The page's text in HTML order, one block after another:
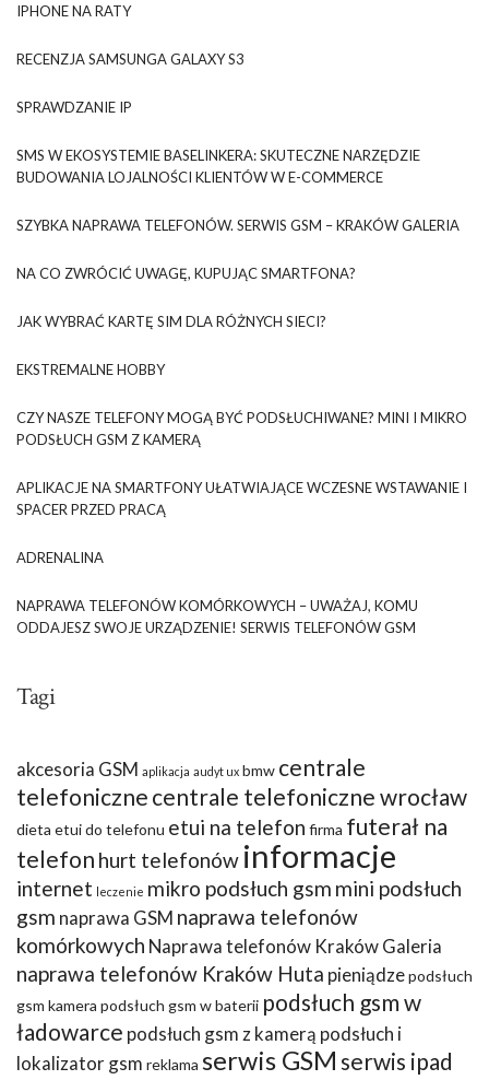
IPHONE NA RATY
RECENZJA SAMSUNGA GALAXY S3
SPRAWDZANIE IP
SMS W EKOSYSTEMIE BASELINKERA: SKUTECZNE NARZĘDZIE
BUDOWANIA LOJALNOŚCI KLIENTÓW W E-COMMERCE
SZYBKA NAPRAWA TELEFONÓW. SERWIS GSM – KRAKÓW GALERIA
NA CO ZWRÓCIĆ UWAGĘ, KUPUJĄC SMARTFONA?
JAK WYBRAĆ KARTĘ SIM DLA RÓŻNYCH SIECI?
EKSTREMALNE HOBBY
CZY NASZE TELEFONY MOGĄ BYĆ PODSŁUCHIWANE? MINI I MIKRO
PODSŁUCH GSM Z KAMERĄ
APLIKACJE NA SMARTFONY UŁATWIAJĄCE WCZESNE WSTAWANIE I
SPACER PRZED PRACĄ
ADRENALINA
NAPRAWA TELEFONÓW KOMÓRKOWYCH – UWAŻAJ, KOMU
ODDAJESZ SWOJE URZĄDZENIE! SERWIS TELEFONÓW GSM
Tagi
akcesoria GSM aplikacja audyt ux bmw centrale
telefoniczne centrale telefoniczne wrocław
dieta etui do telefonu etui na telefon firma futerał na
telefon hurt telefonów informacje
internet leczenie mikro podsłuch gsm mini podsłuch
gsm naprawa GSM naprawa telefonów
komórkowych Naprawa telefonów Kraków Galeria
naprawa telefonów Kraków Huta pieniądzepodsłuch
gsm kamera podsłuch gsm w baterii podsłuch gsm w
ładowarce podsłuch gsm z kamerą podsłuch i
lokalizator gsm reklama serwis GSM serwis ipad